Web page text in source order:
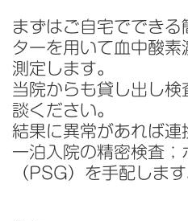
まずはご自宅でできる
ターを用いて血中酸素
測定します。
当院からも貸し出し検
談ください。
結果に異常があれば連
一泊入院の精密検査；
（PSG）を手配します